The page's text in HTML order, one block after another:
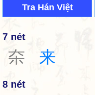
Tra Hán Việt
7 nét
㚓 来
8 nét